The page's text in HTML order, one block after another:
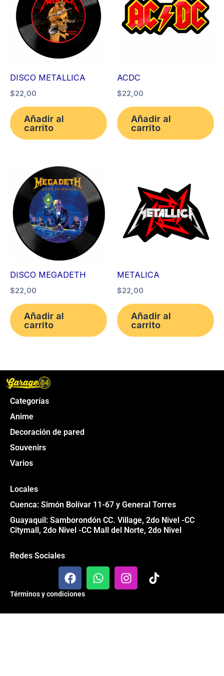
DISCO METALLICA
$22,00
Añadir al
carrito
ACDC
$22,00
Añadir al
carrito
DISCO MEGADETH
$22,00
Añadir al
carrito
METALICA
$22,00
Añadir al
carrito
Categorías
Anime
Decoración de pared
Souvenirs
Varios
Locales
Cuenca: Simón Bolívar 11-67 y General Torres
Guayaquil: Samborondón CC. Village, 2do Nivel -CC
Citymall, 2do Nivel -CC Mall del Norte, 2do Nivel
Redes Sociales
F
a
c
b
W
h
s
I
n
a
T
i
o
Términos y condiciones